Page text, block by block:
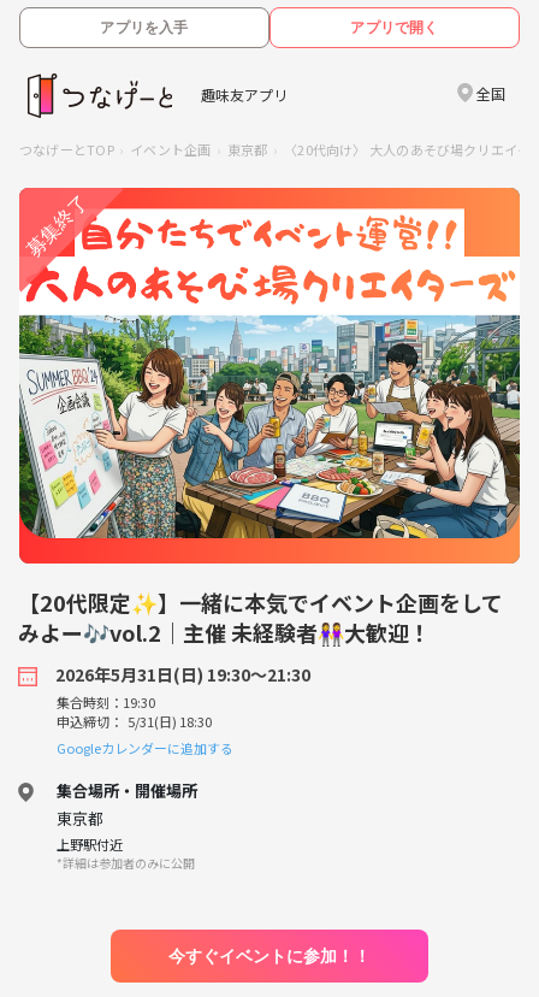
アプリを入手 アプリで開く
趣味友アプリ 全国
つなげーとTOP イベント企画 東京都 〈20代向け〉 大人のあそび場クリエイタ
【20代限定✨】一緒に本気でイベント企画をして
みよー🎶vol.2｜主催 未経験者👭大歓迎！
2026年5月31日(日) 19:30〜21:30
集合時刻：19:30
申込締切： 5/31(日) 18:30
Googleカレンダーに追加する
集合場所・開催場所
東京都
上野駅付近
*詳細は参加者のみに公開
今すぐイベントに参加！！